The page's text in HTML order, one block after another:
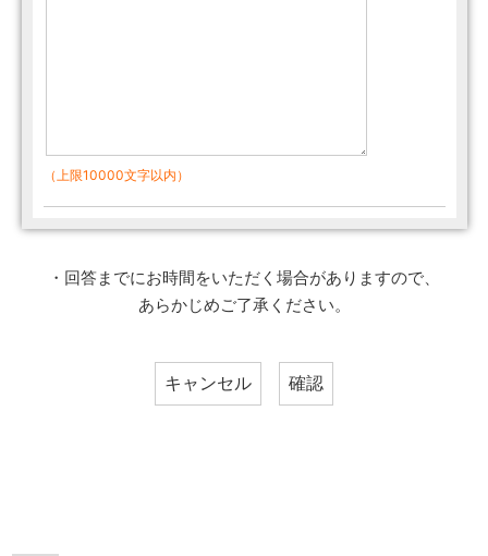
（上限10000文字以内）
・回答までにお時間をいただく場合がありますので、
あらかじめご了承ください。